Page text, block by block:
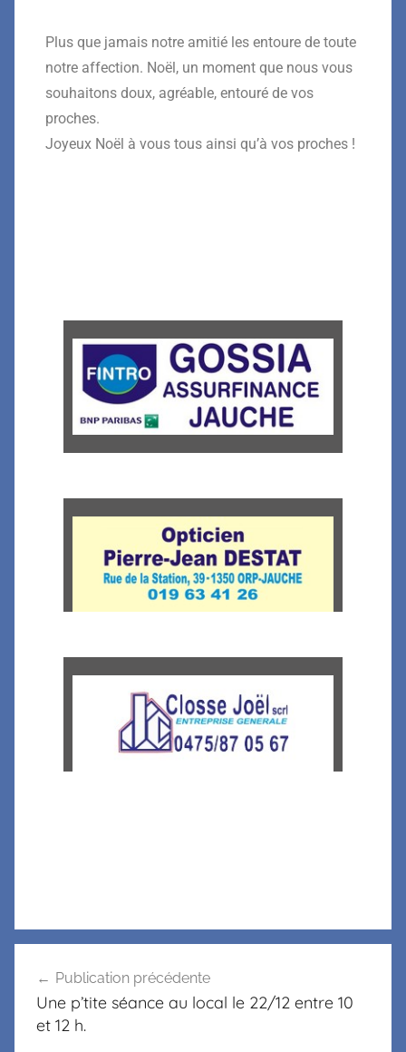
Plus que jamais notre amitié les entoure de toute
notre affection. Noël, un moment que nous vous
souhaitons doux, agréable, entouré de vos
proches.
Joyeux Noël à vous tous ainsi qu’à vos proches !
Publication précédente
Une p’tite séance au local le 22/12 entre 10
et 12 h.